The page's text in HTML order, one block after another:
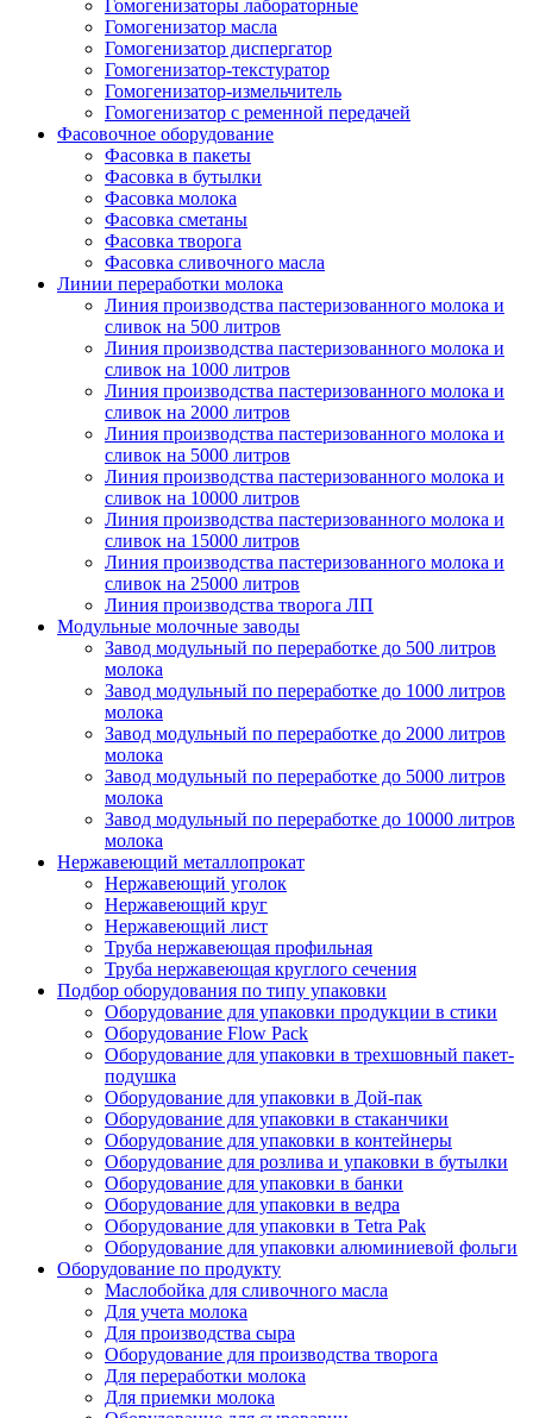
Гомогенизаторы лабораторные
Гомогенизатор масла
Гомогенизатор диспергатор
Гомогенизатор-текстуратор
Гомогенизатор-измельчитель
Гомогенизатор с ременной передачей
Фасовочное оборудование
Фасовка в пакеты
Фасовка в бутылки
Фасовка молока
Фасовка сметаны
Фасовка творога
Фасовка сливочного масла
Линии переработки молока
Линия производства пастеризованного молока и
сливок на 500 литров
Линия производства пастеризованного молока и
сливок на 1000 литров
Линия производства пастеризованного молока и
сливок на 2000 литров
Линия производства пастеризованного молока и
сливок на 5000 литров
Линия производства пастеризованного молока и
сливок на 10000 литров
Линия производства пастеризованного молока и
сливок на 15000 литров
Линия производства пастеризованного молока и
сливок на 25000 литров
Линия производства творога ЛП
Модульные молочные заводы
Завод модульный по переработке до 500 литров
молока
Завод модульный по переработке до 1000 литров
молока
Завод модульный по переработке до 2000 литров
молока
Завод модульный по переработке до 5000 литров
молока
Завод модульный по переработке до 10000 литров
молока
Нержавеющий металлопрокат
Нержавеющий уголок
Нержавеющий круг
Нержавеющий лист
Труба нержавеющая профильная
Труба нержавеющая круглого сечения
Подбор оборудования по типу упаковки
Оборудование для упаковки продукции в стики
Оборудование Flow Pack
Оборудование для упаковки в трехшовный пакет-
подушка
Оборудование для упаковки в Дой-пак
Оборудование для упаковки в стаканчики
Оборудование для упаковки в контейнеры
Оборудование для розлива и упаковки в бутылки
Оборудование для упаковки в банки
Оборудование для упаковки в ведра
Оборудование для упаковки в Tetra Pak
Оборудование для упаковки алюминиевой фольги
Оборудование по продукту
Маслобойка для сливочного масла
Для учета молока
Для производства сыра
Оборудование для производства творога
Для переработки молока
Для приемки молока